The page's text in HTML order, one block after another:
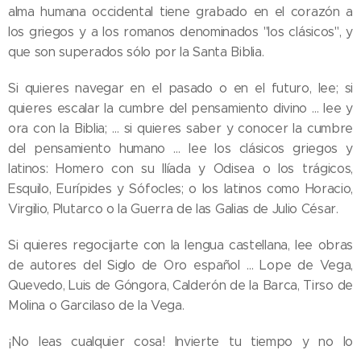
alma humana occidental tiene grabado en el corazón a
los griegos y a los romanos denominados "los clásicos", y
que son superados sólo por la Santa Biblia.
Si quieres navegar en el pasado o en el futuro, lee; si
quieres escalar la cumbre del pensamiento divino … lee y
ora con la Biblia; … si quieres saber y conocer la cumbre
del pensamiento humano … lee los clásicos griegos y
latinos: Homero con su Ilíada y Odisea o los trágicos,
Esquilo, Eurípides y Sófocles; o los latinos como Horacio,
Virgilio, Plutarco o la Guerra de las Galias de Julio César.
Si quieres regocijarte con la lengua castellana, lee obras
de autores del Siglo de Oro español … Lope de Vega,
Quevedo, Luis de Góngora, Calderón de la Barca, Tirso de
Molina o Garcilaso de la Vega.
¡No leas cualquier cosa! Invierte tu tiempo y no lo